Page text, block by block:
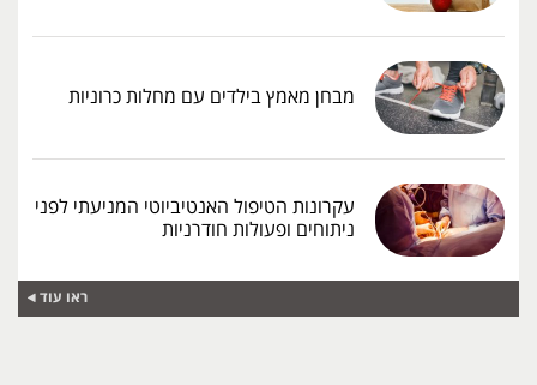
מבחן מאמץ בילדים עם מחלות כרוניות
עקרונות הטיפול האנטיביוטי המניעתי לפני
ניתוחים ופעולות חודרניות
ראו עוד